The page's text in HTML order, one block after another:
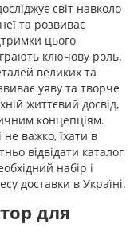
світ навколо
та розвиває
цього
ключову роль.
великих та
уяву та творче
життєвий досвід,
концепціям.
важко, їхати в
відвідати каталог
набір і
доставки в Україні.
для